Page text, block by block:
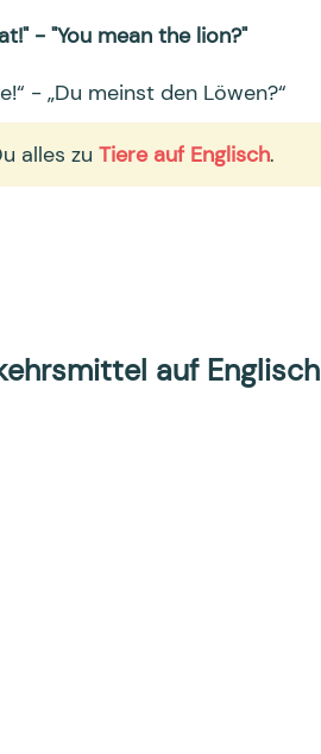
- "You mean the lion?"
- „Du meinst den Löwen?“
alles zuTiere auf Englisch.
auf Englisch